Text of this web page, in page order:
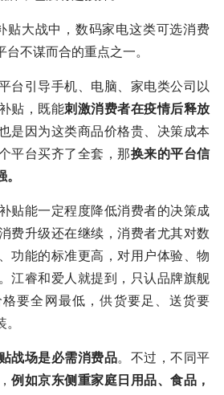
贴大战中，数码家电这类可选消费
不谋而合的重点之一。
台引导手机、电脑、家电类公司以
贴，既能刺激消费者在疫情后释放
也是因为这类商品价格贵、决策成本
平台买齐了全套，那换来的平台信
贴能一定程度降低消费者的决策成
费升级还在继续，消费者尤其对数
功能的标准更高，对用户体验、物
江睿和爱人就提到，只认品牌旗舰
要全网最低，供货要足、送货要
战场是必需消费品。不过，不同平
例如京东侧重家庭日用品、食品，